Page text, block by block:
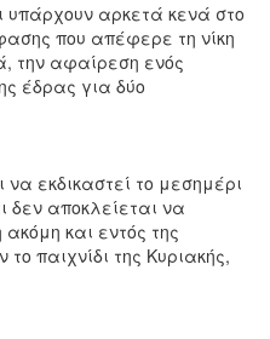
υπάρχουν αρκετά κενά στο
που απέφερε τη νίκη
την αφαίρεση ενός
έδρας για δύο
εκδικαστεί το μεσημέρι
δεν αποκλείεται να
και εντός της
παιχνίδι της Κυριακής,